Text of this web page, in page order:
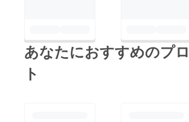
あなたにおすすめのプ
ト